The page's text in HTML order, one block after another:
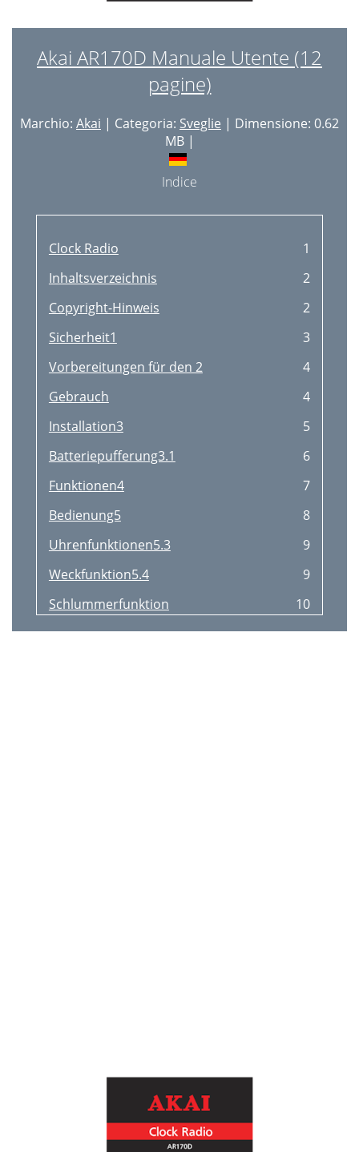
Akai AR170D Manuale Utente (12
pagine)
Marchio: Akai | Categoria: Sveglie | Dimensione: 0.62
MB |
Indice
Clock Radio
1
Inhaltsverzeichnis
2
Copyright-Hinweis
2
Sicherheit1
3
Vorbereitungen für den 2
4
Gebrauch
4
Installation3
5
Batteriepufferung3.1
6
Funktionen4
7
Bedienung5
8
Uhrenfunktionen5.3
9
Weckfunktion5.4
9
Schlummerfunktion
10
Einstellen der Funktion NAP
10